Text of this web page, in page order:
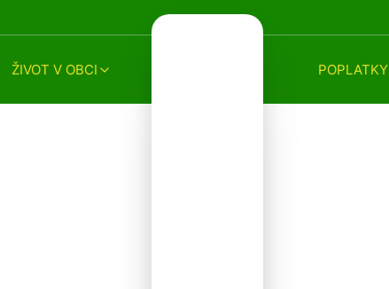
ŽIVOT V OBCI POPLATKY